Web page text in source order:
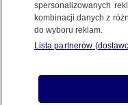
Udostępnij
spersonalizowanych
kombinacji danych z
do wyboru reklam.
Lista partnerów